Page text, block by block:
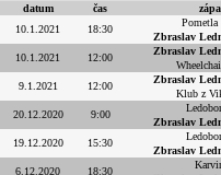
datum čas
10.1.2021
18:30
Pometla
Zbraslav
10.1.2021
12:00
Zbraslav
9.1.2021
12:00
Zbraslav
Klub z
20.12.2020
9:00
Zbraslav
19.12.2020
15:30
Zbraslav
6.12.2020
18:30